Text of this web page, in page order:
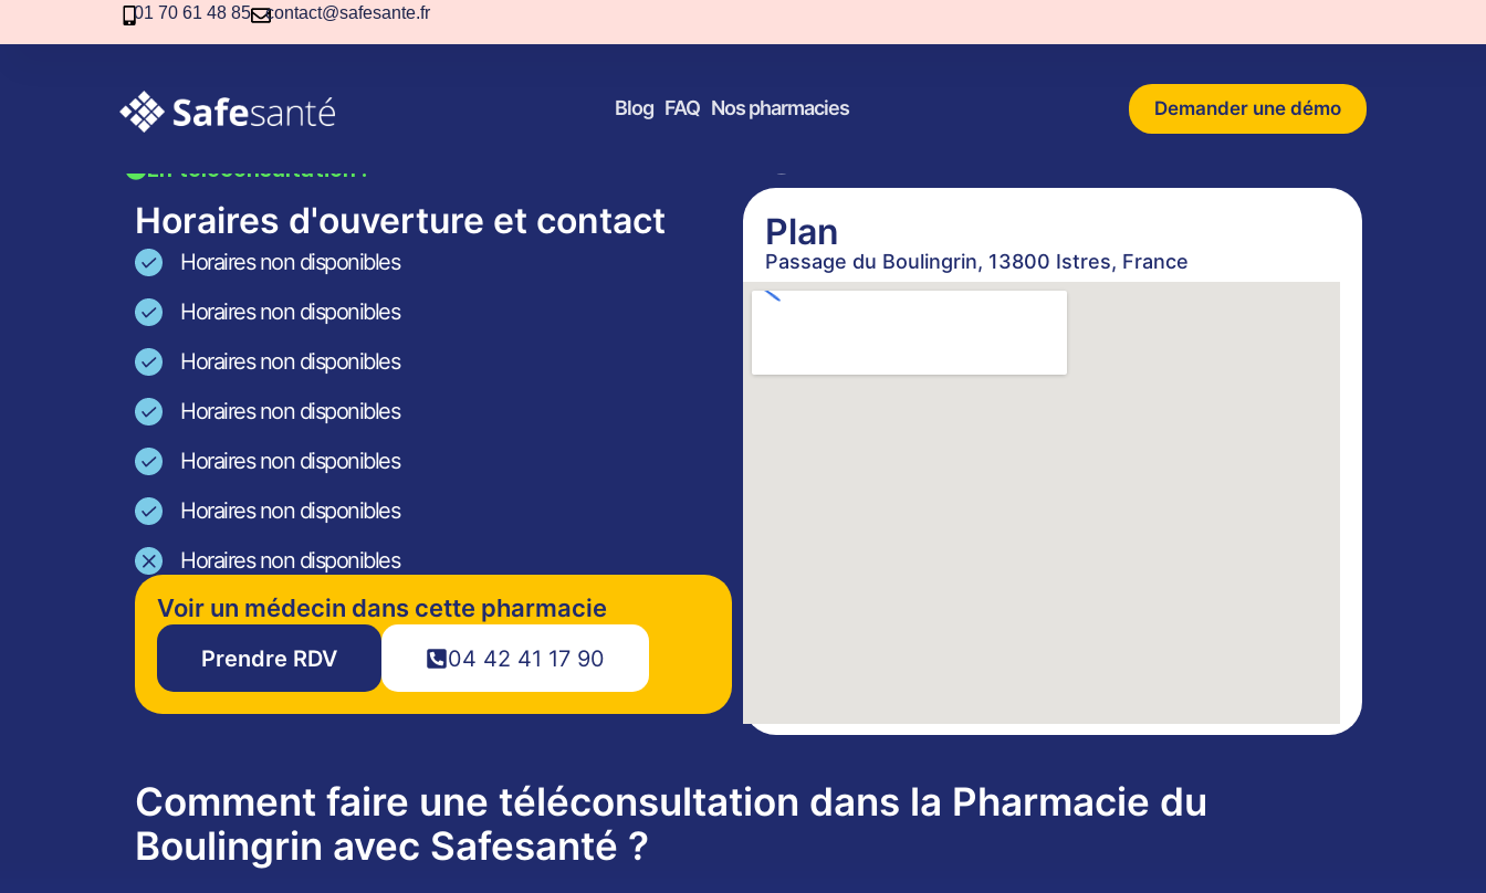
01 70 61 48 85 contact@safesante.fr
Blog FAQ Nos pharmacies Demander une démo
Pharmacie du Boulingrin à Istres
En téléconsultation !
Plan
Passage du Boulingrin, 13800 Istres, France
Horaires d'ouverture et contact
Horaires non disponibles
Horaires non disponibles
Horaires non disponibles
Horaires non disponibles
Horaires non disponibles
Horaires non disponibles
Horaires non disponibles
Voir un médecin dans cette pharmacie
Prendre RDV 04 42 41 17 90
Comment faire une téléconsultation dans la Pharmacie du
Boulingrin avec Safesanté ?